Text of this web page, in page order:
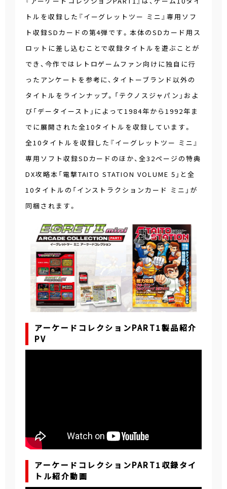
トルを収録した『イーグレットツー ミニ』専用ソフ
ト収録SDカードの第4弾です。本体のSDカード用ス
ロットに差し込むことで収録タイトルを遊ぶことが
でき、今作ではレトロゲームファン向けに独自に行
ったアンケートを参考に、タイトーブランド以外の
タイトルをラインナップ。「テクノスジャパン」およ
び「データイースト」によって1984年から1992年ま
でに展開された全10タイトルを収録しています。
全10タイトルを収録した『イーグレットツー ミニ』
専用ソフト収録SDカードのほか、全32ページの特典
DX攻略本「電撃TAITO STATION VOLUME 5」と全
10タイトルの「インストラクションカード ミニ」が
同梱されます。
アーケードコレクションPART1製品紹介
PV
アーケードコレクションPART1収録タイ
トル紹介動画